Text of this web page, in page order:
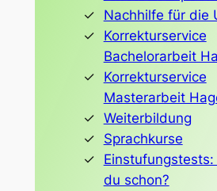
Nachhilfe für die
Korrekturservice
Bachelorarbeit
Korrekturservice
Masterarbeit
Weiterbildung
Sprachkurse
du schon?